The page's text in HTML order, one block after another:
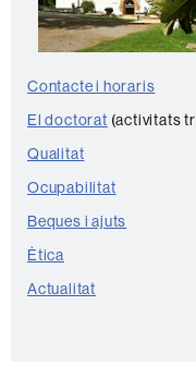
a
c
t
e
Contacte i horaris
El doctorat (activitats
Qualitat
Ocupabilitat
Beques i ajuts
Ètica
Actualitat